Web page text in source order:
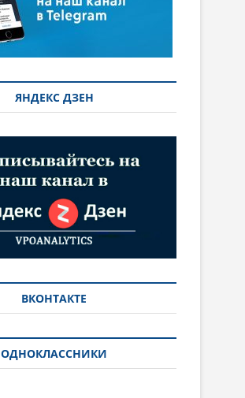
ЯНДЕКС ДЗЕН
ВКОНТАКТЕ
ОДНОКЛАССНИКИ